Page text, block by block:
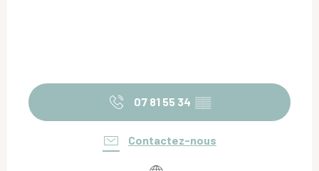
07 81 55 34 ▒▒
Contactez-nous